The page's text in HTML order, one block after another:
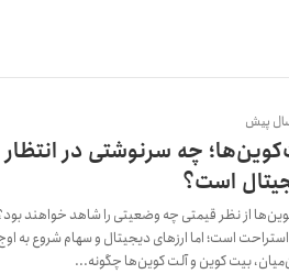
چه سرنوشتی در انتظار
است؟
از نظر قیمتی چه وضعیتی را شاهد خواهند
است؛ اما ارزهای دیجیتال و سهام شروع به
بیت کوین و آلت کوین‌ها چگونه...